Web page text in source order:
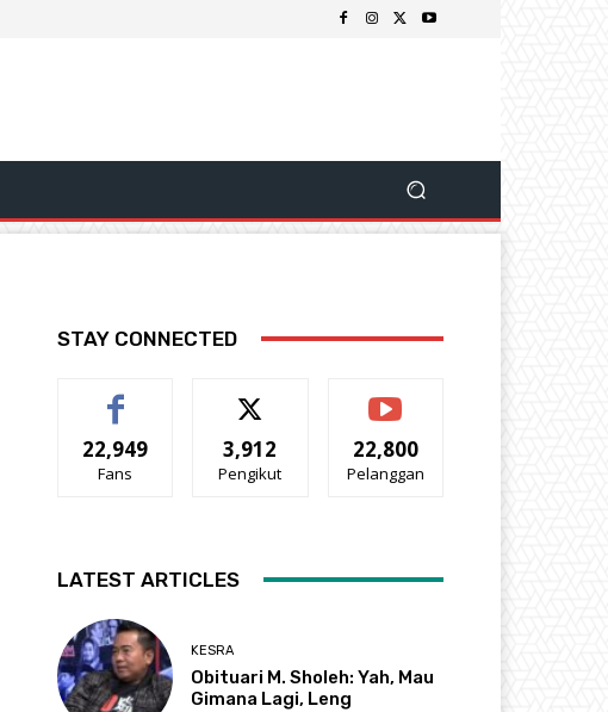
STAY CONNECTED
22,949
Fans
3,912
Pengikut
22,800
Pelanggan
LATEST ARTICLES
KESRA
Obituari M. Sholeh: Yah, Mau
Gimana Lagi, Leng